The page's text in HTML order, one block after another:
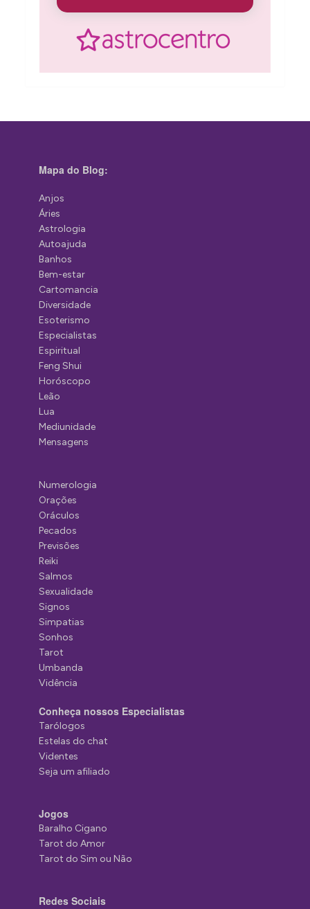
Mapa do Blog:
Anjos
Áries
Astrologia
Autoajuda
Banhos
Bem-estar
Cartomancia
Diversidade
Esoterismo
Especialistas
Espiritual
Feng Shui
Horóscopo
Leão
Lua
Mediunidade
Mensagens
Numerologia
Orações
Oráculos
Pecados
Previsões
Reiki
Salmos
Sexualidade
Signos
Simpatias
Sonhos
Tarot
Umbanda
Vidência
Conheça nossos Especialistas
Tarólogos
Estelas do chat
Videntes
Seja um afiliado
Jogos
Baralho Cigano
Tarot do Amor
Tarot do Sim ou Não
Redes Sociais